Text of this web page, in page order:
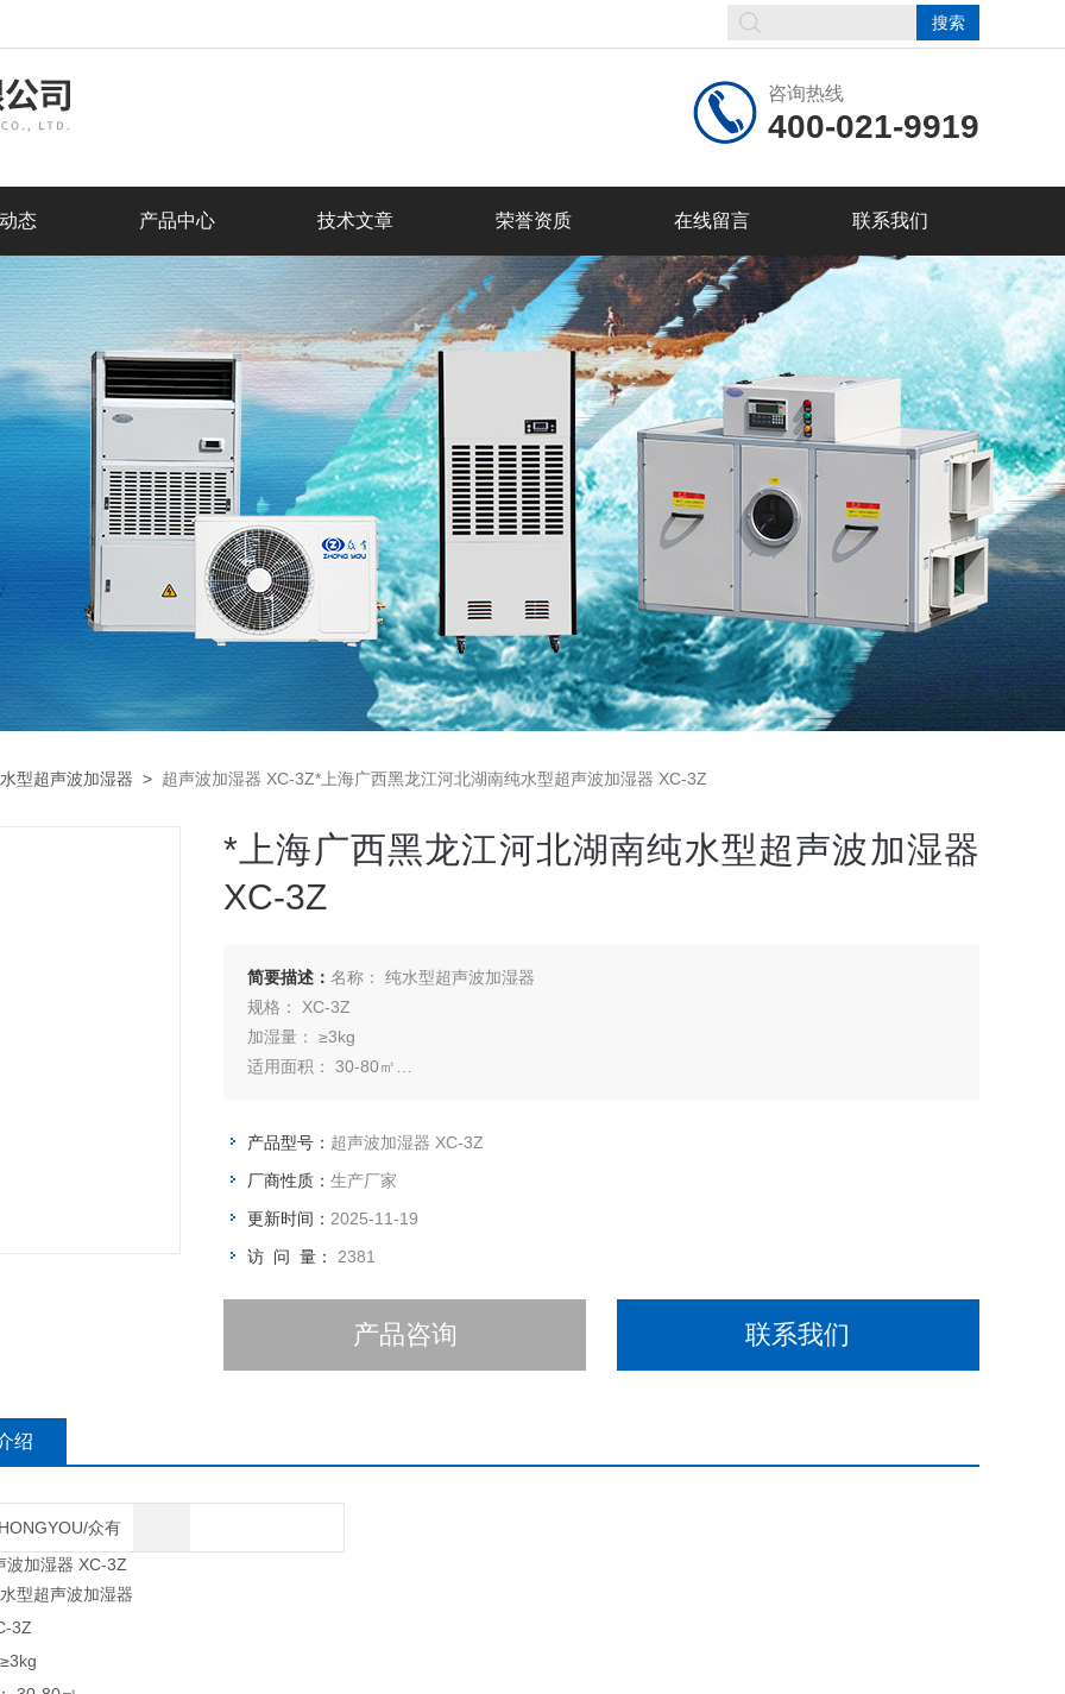
咨询热线
400-021-9919
态 产品中心 技术文章 荣誉资质 在线留言 联系我们
型超声波加湿器 > 超声波加湿器 XC-3Z*上海广西黑龙江河北湖南纯水型超声波加湿器 XC-3Z
*上海广西黑龙江河北湖南纯水型超声波加湿器
XC-3Z
简要描述： 名称： 纯水型超声波加湿器
规格： XC-3Z
加湿量： ≥3kg
适用面积： 30-80㎡
排水方式： 有无水保护和通电自动进水，自动控制水位的功能
机器外形： 可外墙悬挂，也可置换胶轮推移，适应不同条件下的使用
产品型号： 超声波加湿器 XC-3Z
厂商性质： 生产厂家
更新时间： 2025-11-19
访 问 量： 2381
产品咨询 联系我们
绍
众有
波加湿器 XC-3Z
型超声波加湿器
3Z